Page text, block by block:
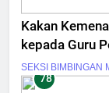
Kakan
SEKSI BIMBINGAN
78